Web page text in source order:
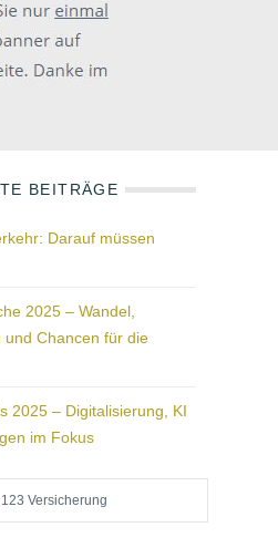
BEITRÄGE
Darauf müssen
2025 – Wandel,
Chancen für die
2025 – Digitalisierung, KI
im Fokus
Versicherung